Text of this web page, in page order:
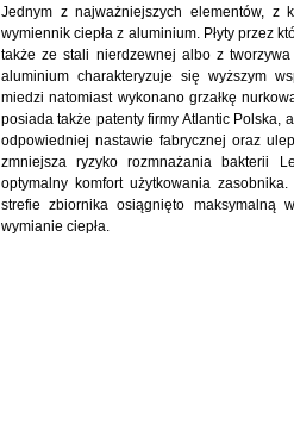
Jednym z najważniejszych elementów, z
wymiennik ciepła z aluminium. Płyty przez
także ze stali nierdzewnej albo z
aluminium charakteryzuje się wyższym
miedzi natomiast wykonano grzałkę
posiada także patenty firmy Atlantic Polska,
odpowiedniej nastawie fabrycznej oraz
zmniejsza ryzyko rozmnażania bakterii
optymalny komfort użytkowania
strefie zbiornika osiągnięto maksymalną
wymianie ciepła.